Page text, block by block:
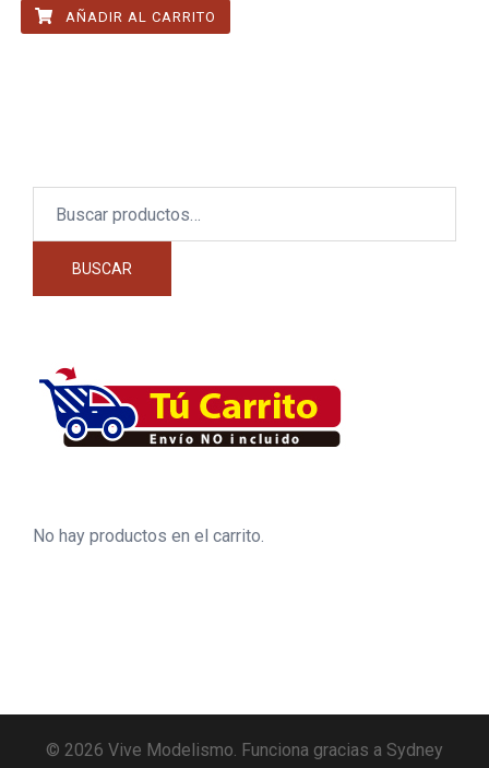
AÑADIR AL CARRITO
BUSCAR
No hay productos en el carrito.
© 2026 Vive Modelismo. Funciona gracias a Sydney